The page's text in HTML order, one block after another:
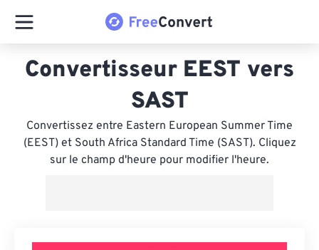
Convertisseur EEST vers
SAST
Convertissez entre Eastern European Summer Time
(EEST) et South Africa Standard Time (SAST). Cliquez
sur le champ d'heure pour modifier l'heure.